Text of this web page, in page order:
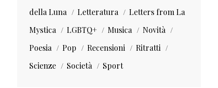
della Luna
Letteratura
Letters from La
Mystica
LGBTQ+ Musica
Novità
Poesia
Pop Recensioni
Ritratti
Scienze
Società Sport